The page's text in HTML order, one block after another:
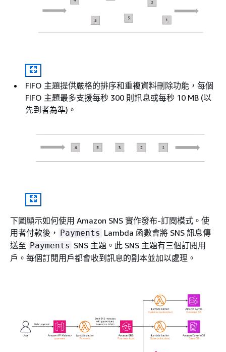
FIFO 主題提供嚴格的排序和重複資料刪除功能，每個
FIFO 主題最多支援每秒 300 則訊息或每秒 10 MB (以
先到者為準)。
下圖顯示如何使用 Amazon SNS 實作發布-訂閱模式。使
用者付款後，
Payments Lambda 函數會將 SNS 訊息傳
送至 Payments SNS 主題。此 SNS 主題有三個訂閱用
戶。每個訂閱用戶都會收到訊息的副本並加以處理。